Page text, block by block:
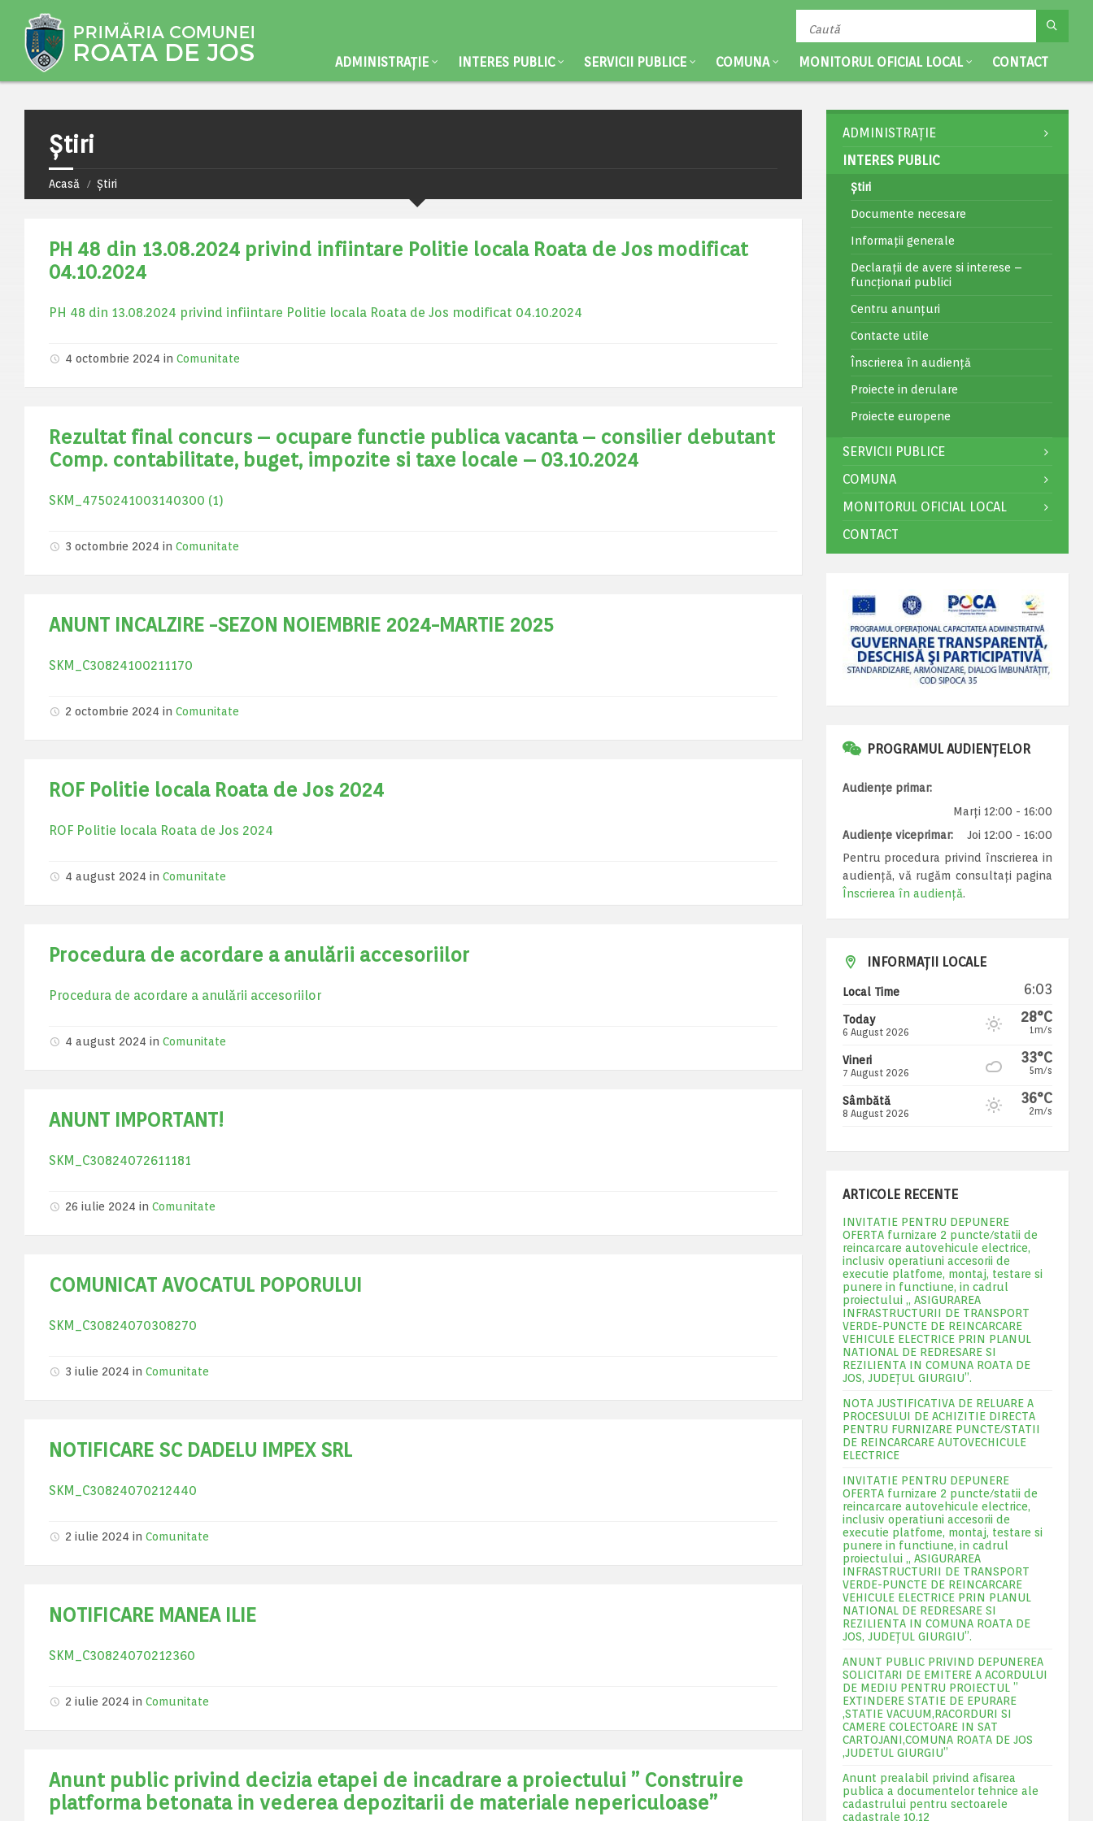
ADMINISTRAȚIE INTERES PUBLIC SERVICII PUBLICE COMUNA MONITORUL OFICIAL LOCAL CONTACT
Știri
Acasă Știri
PH 48 din 13.08.2024 privind infiintare Politie locala Roata de Jos modificat
04.10.2024
PH 48 din 13.08.2024 privind infiintare Politie locala Roata de Jos modificat 04.10.2024
4 octombrie 2024 in Comunitate
Rezultat final concurs – ocupare functie publica vacanta – consilier debutant
Comp. contabilitate, buget, impozite si taxe locale – 03.10.2024
SKM_4750241003140300 (1)
3 octombrie 2024 in Comunitate
ANUNT INCALZIRE -SEZON NOIEMBRIE 2024-MARTIE 2025
SKM_C30824100211170
2 octombrie 2024 in Comunitate
ROF Politie locala Roata de Jos 2024
ROF Politie locala Roata de Jos 2024
4 august 2024 in Comunitate
Procedura de acordare a anulării accesoriilor
Procedura de acordare a anulării accesoriilor
4 august 2024 in Comunitate
ANUNT IMPORTANT!
SKM_C30824072611181
26 iulie 2024 in Comunitate
COMUNICAT AVOCATUL POPORULUI
SKM_C30824070308270
3 iulie 2024 in Comunitate
NOTIFICARE SC DADELU IMPEX SRL
SKM_C30824070212440
2 iulie 2024 in Comunitate
NOTIFICARE MANEA ILIE
SKM_C30824070212360
2 iulie 2024 in Comunitate
Anunt public privind decizia etapei de incadrare a proiectului ” Construire
platforma betonata in vederea depozitarii de materiale nepericuloase”
ADMINISTRAȚIE
INTERES PUBLIC
Știri
Documente necesare
Informații generale
Declarații de avere si interese –
funcționari publici
Centru anunțuri
Contacte utile
Înscrierea în audiență
Proiecte in derulare
Proiecte europene
SERVICII PUBLICE
COMUNA
MONITORUL OFICIAL LOCAL
CONTACT
PROGRAMUL AUDIENȚELOR
Audiențe primar:
Marți 12:00 - 16:00
Audiențe viceprimar:
Joi 12:00 - 16:00
Pentru procedura privind înscrierea in
audiență, vă rugăm consultați pagina
Înscrierea în audiență.
INFORMAȚII LOCALE
Local Time 6:03
Today
6 August 2026
28°C
1m/s
Vineri
7 August 2026
33°C
5m/s
Sâmbătă
8 August 2026
36°C
2m/s
ARTICOLE RECENTE
INVITATIE PENTRU DEPUNERE
OFERTA furnizare 2 puncte/statii de
reincarcare autovehicule electrice,
inclusiv operatiuni accesorii de
executie platfome, montaj, testare si
punere in functiune, in cadrul
proiectului „ ASIGURAREA
INFRASTRUCTURII DE TRANSPORT
VERDE-PUNCTE DE REINCARCARE
VEHICULE ELECTRICE PRIN PLANUL
NATIONAL DE REDRESARE SI
REZILIENTA IN COMUNA ROATA DE
JOS, JUDEŢUL GIURGIU”.
NOTA JUSTIFICATIVA DE RELUARE A
PROCESULUI DE ACHIZITIE DIRECTA
PENTRU FURNIZARE PUNCTE/STATII
DE REINCARCARE AUTOVECHICULE
ELECTRICE
INVITATIE PENTRU DEPUNERE
OFERTA furnizare 2 puncte/statii de
reincarcare autovehicule electrice,
inclusiv operatiuni accesorii de
executie platfome, montaj, testare si
punere in functiune, in cadrul
proiectului „ ASIGURAREA
INFRASTRUCTURII DE TRANSPORT
VERDE-PUNCTE DE REINCARCARE
VEHICULE ELECTRICE PRIN PLANUL
NATIONAL DE REDRESARE SI
REZILIENTA IN COMUNA ROATA DE
JOS, JUDEŢUL GIURGIU”.
ANUNT PUBLIC PRIVIND DEPUNEREA
SOLICITARI DE EMITERE A ACORDULUI
DE MEDIU PENTRU PROIECTUL ”
EXTINDERE STATIE DE EPURARE
,STATIE VACUUM,RACORDURI SI
CAMERE COLECTOARE IN SAT
CARTOJANI,COMUNA ROATA DE JOS
,JUDETUL GIURGIU”
Anunt prealabil privind afisarea
publica a documentelor tehnice ale
cadastrului pentru sectoarele
cadastrale 10,12